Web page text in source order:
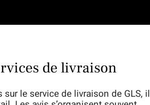
de livraison
le service de livraison de GLS, il